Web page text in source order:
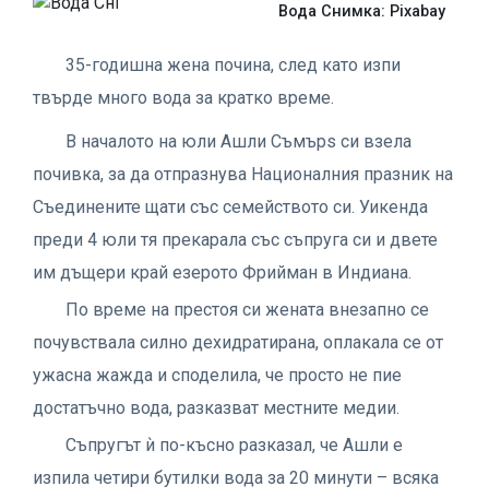
Вода Снимка: Pixabay
35-годишна жена почина, след като изпи
твърде много вода за кратко време.
В началото на юли Ашли Съмърs си взела
почивка, за да отпразнува Националния празник на
Съединените щати със семейството си. Уикенда
преди 4 юли тя прекарала със съпруга си и двете
им дъщери край езерото Фрийман в Индиана.
По време на престоя си жената внезапно се
почувствала силно дехидратирана, оплакала се от
ужасна жажда и споделила, че просто не пие
достатъчно вода, разказват местните медии.
Съпругът ѝ по-късно разказал, че Ашли е
изпила четири бутилки вода за 20 минути – всяка